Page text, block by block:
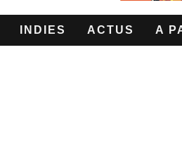
INDIES ACTUS A